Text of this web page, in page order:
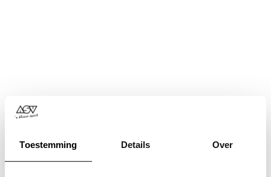
Toestemming Details Over